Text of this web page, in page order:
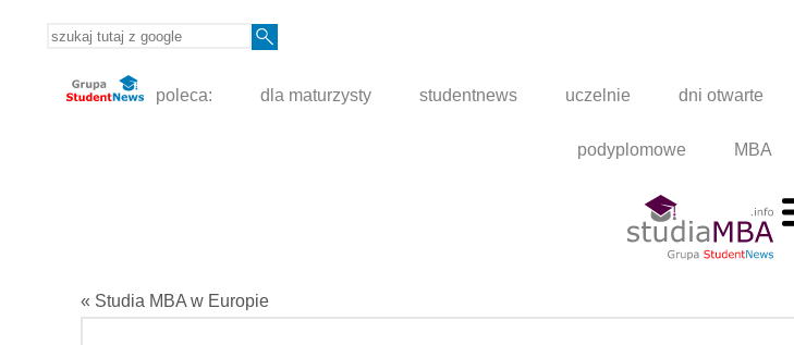
poleca: dla maturzysty studentnews uczelnie dni otwarte
podyplomowe MBA
« Studia MBA w Europie